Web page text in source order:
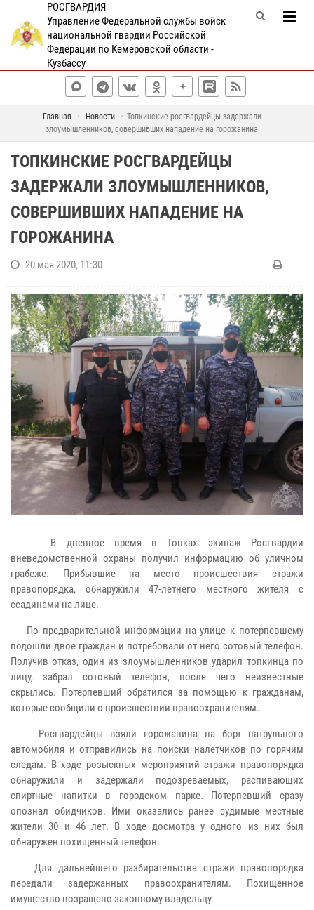
РОСГВАРДИЯ
Управление Федеральной службы войск
национальной гвардии Российской
Федерации по Кемеровской области -
Кузбассу
Главная Новости
Топкинские росгвардейцы задержали
злоумышленников, совершивших нападение на горожанина
ТОПКИНСКИЕ РОСГВАРДЕЙЦЫ
ЗАДЕРЖАЛИ ЗЛОУМЫШЛЕННИКОВ,
СОВЕРШИВШИХ НАПАДЕНИЕ НА
ГОРОЖАНИНА
20 мая 2020, 11:30
В дневное время в Топках экипаж Росгвардии
вневедомственной охраны получил информацию об уличном
грабеже. Прибывшие на место происшествия стражи
правопорядка, обнаружили 47-летнего местного жителя с
ссадинами на лице.
По предварительной информации на улице к потерпевшему
подошли двое граждан и потребовали от него сотовый телефон.
Получив отказ, один из злоумышленников ударил топкинца по
лицу, забрал сотовый телефон, после чего неизвестные
скрылись. Потерпевший обратился за помощью к гражданам,
которые сообщили о происшествии правоохранителям.
Росгвардейцы взяли горожанина на борт патрульного
автомобиля и отправились на поиски налетчиков по горячим
следам. В ходе розыскных мероприятий стражи правопорядка
обнаружили и задержали подозреваемых, распивающих
спиртные напитки в городском парке. Потерпевший сразу
опознал обидчиков. Ими оказались ранее судимые местные
жители 30 и 46 лет. В ходе досмотра у одного из них был
обнаружен похищенный телефон.
Для дальнейшего разбирательства стражи правопорядка
передали задержанных правоохранителям. Похищенное
имущество возращено законному владельцу.